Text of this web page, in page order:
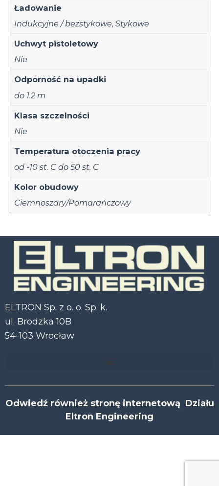
Ładowanie
Indukcyjne / bezstykowe,Stykowe
Uchwyt pistoletowy
Nie
Odporność na upadki
do 1.2 m
Klasa szczelności
Nie
Temperatura otoczenia pracy
od -10 st. C do 50 st. C
Kolor obudowy
Ciemnoszary/Pomarańczowy
ELTRON Sp. z o. o. Sp. k.
ul. Brodzka 10B
54-103 Wrocław
Odwiedź również stronę internetową Działu
Eltron Engineering